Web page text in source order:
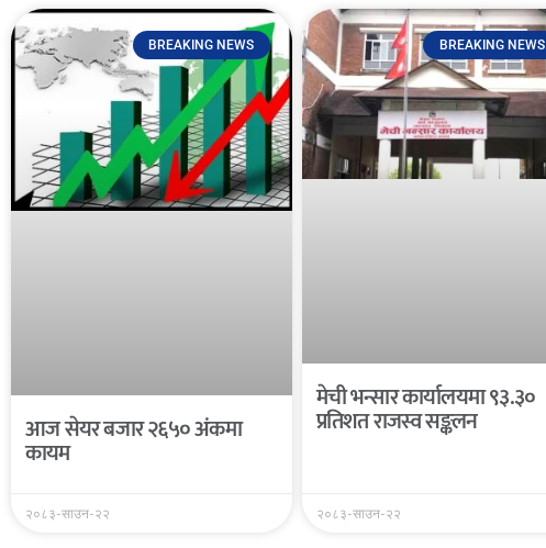
BREAKING NEWS
आज सेयर बजार २६५० अंकमा
कायम
२०८३-साउन-२२
BREAKING NEWS
मेची भन्सार कार्यालयमा ९३.३०
प्रतिशत राजस्व सङ्कलन
२०८३-साउन-२२